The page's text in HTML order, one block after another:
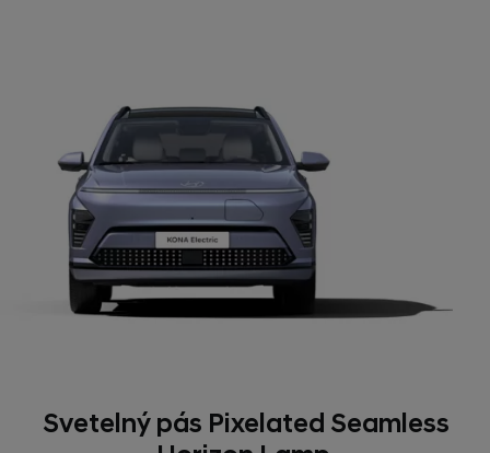
Svetelný pás Pixelated Seamless